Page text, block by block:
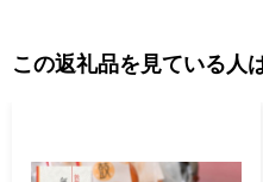
この返礼品を見ている人